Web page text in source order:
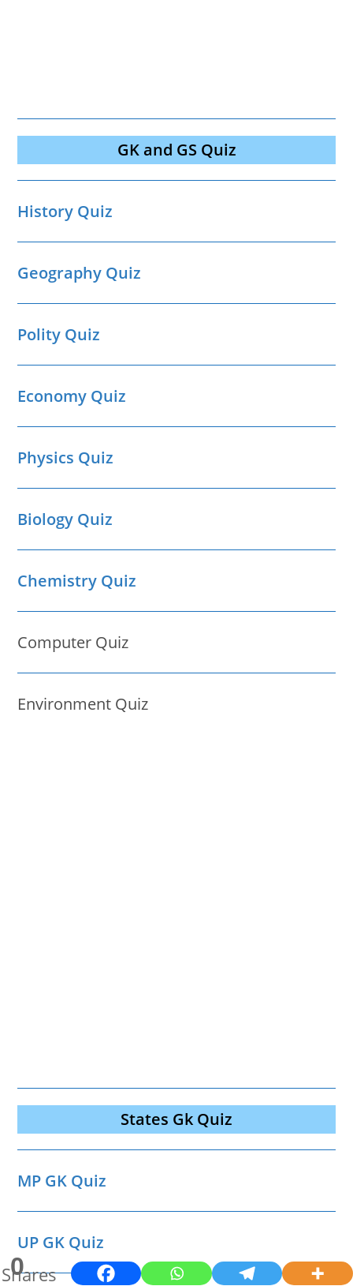
0
Shares
GK and GS Quiz
History Quiz
Geography Quiz
Polity Quiz
Economy Quiz
Physics Quiz
Biology Quiz
Chemistry Quiz
Computer Quiz
Environment Quiz
States Gk Quiz
MP GK Quiz
UP GK Quiz